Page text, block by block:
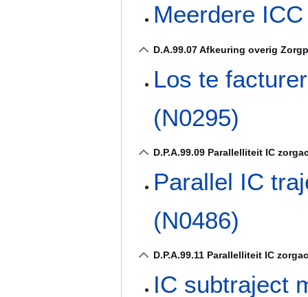
Meerdere
D.A.99.07 Afkeuring overig
Los te
(N0295)
D.P.A.99.09 Parallelliteit IC
Parallel IC
(N0486)
D.P.A.99.11 Parallelliteit IC
IC subtraject